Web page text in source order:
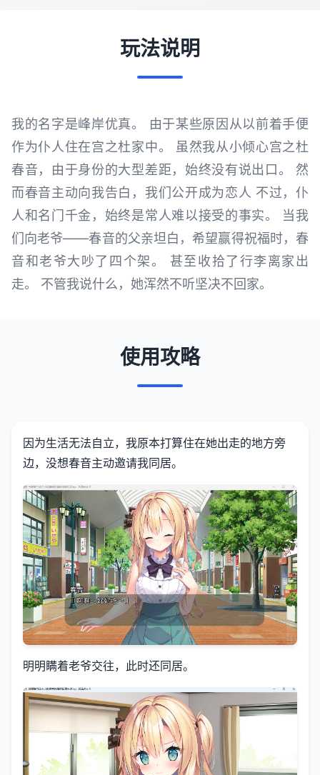
玩法说明
我的名字是峰岸优真。 由于某些原因从以前着手便
作为仆人住在宫之杜家中。 虽然我从小倾心宫之杜
春音，由于身份的大型差距，始终没有说出口。 然
而春音主动向我告白，我们公开成为恋人 不过，仆
人和名门千金，始终是常人难以接受的事实。 当我
们向老爷——春音的父亲坦白，希望赢得祝福时，春
音和老爷大吵了四个架。 甚至收拾了行李离家出
走。 不管我说什么，她浑然不听坚决不回家。
使用攻略
因为生活无法自立，我原本打算住在她出走的地方旁
边，没想春音主动邀请我同居。
明明瞒着老爷交往，此时还同居。